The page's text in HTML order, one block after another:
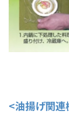
<油揚げ関連